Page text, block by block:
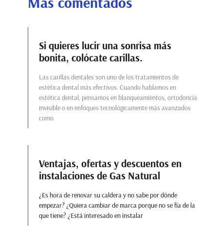
Si quieres lucir una sonrisa más
bonita, colócate carillas.
Las carillas dentales son uno de los tratamientos de
estética dental más efectivos. Cuando hablamos en
estética dental, pensamos en blanqueamientos, ortodoncia
invisible o en enfoques tecnológicamente más avanzados
como
Ventajas, ofertas y descuentos en
instalaciones de Gas Natural
¿Es hora de renovar su caldera y no sabe por dónde
empezar? ¿Quiera cambiar de marca porque no se fía de la
que tiene? ¿Está interesado en instalar